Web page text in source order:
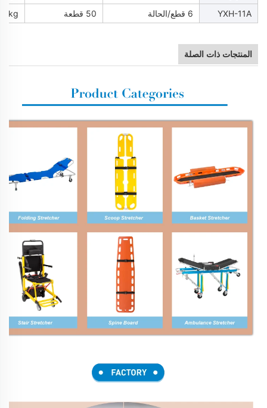
YXH-11A
6 قطع/الحالة 50 قطعة
المنتجات ذات الصلة